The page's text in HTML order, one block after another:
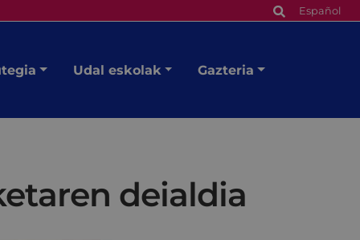
Español
Udal eskolak Gazteria
deialdia